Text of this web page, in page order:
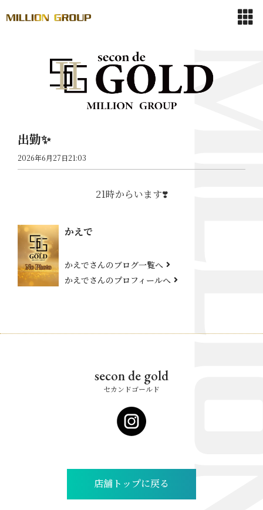
出勤✨
2026年6月27日21:03
21時からいます❣️
かえで
かえでさんのブログ一覧へ
かえでさんのプロフィールへ
secon de gold
セカンドゴールド
店舗トップに戻る